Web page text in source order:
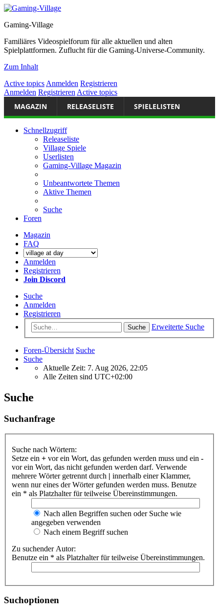
Gaming-Village
Familiäres Videospielforum für alle aktuellen und alten
Spielplattformen. Zuflucht für die Gaming-Universe-Community.
Zum Inhalt
Active topics Anmelden Registrieren
Anmelden Registrieren Active topics
MAGAZIN RELEASELISTE SPIELELISTEN
Schnellzugriff
Releaseliste
Village Spiele
Userlisten
Gaming-Village Magazin
Unbeantwortete Themen
Aktive Themen
Suche
Foren
Magazin
FAQ
Anmelden
Registrieren
Join Discord
Suche
Anmelden
Registrieren
Suche Erweiterte Suche
Foren-Übersicht Suche
Suche
Aktuelle Zeit: 7. Aug 2026, 22:05
Alle Zeiten sind UTC+02:00
Suche
Suchanfrage
Suche nach Wörtern:
Setze ein + vor ein Wort, das gefunden werden muss und ein -
vor ein Wort, das nicht gefunden werden darf. Verwende
mehrere Wörter getrennt durch | innerhalb einer Klammer,
wenn nur eines der Wörter gefunden werden muss. Benutze
ein * als Platzhalter für teilweise Übereinstimmungen.
Nach allen Begriffen suchen oder Suche wie
angegeben verwenden
Nach einem Begriff suchen
Zu suchender Autor:
Benutze ein * als Platzhalter für teilweise Übereinstimmungen.
Suchoptionen